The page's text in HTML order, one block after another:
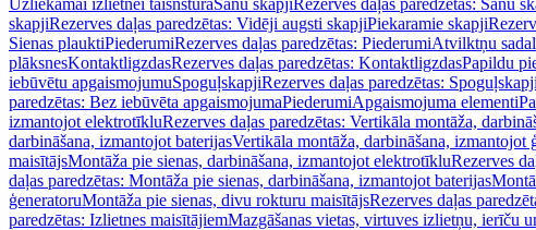
Uzliekamai izlietnei taisnstūraSānu skapjiRezerves daļas paredzētas: Sānu
skapjiRezerves daļas paredzētas: Vidēji augsti skapjiPiekaramie skapji
Sienas plauktiPiederumiRezerves daļas paredzētas: PiederumiAtvilktņu
plāksnesKontaktligzdasRezerves daļas paredzētas: KontaktligzdasPapildu
iebūvētu apgaismojumuSpoguļskapjiRezerves daļas paredzētas: Spoguļskapji
paredzētas: Bez iebūvēta apgaismojumaPiederumiApgaismojuma elementi
izmantojot elektrotīkluRezerves daļas paredzētas: Vertikāla montāža,
darbināšana, izmantojot baterijasVertikāla montāža, darbināšana, izmantojot
maisītājsMontāža pie sienas, darbināšana, izmantojot elektrotīkluRezerves
daļas paredzētas: Montāža pie sienas, darbināšana, izmantojot baterijas
ģeneratoruMontāža pie sienas, divu rokturu maisītājsRezerves daļas
paredzētas: Izlietnes maisītājiemMazgāšanas vietas, virtuves izlietņu, ierīču